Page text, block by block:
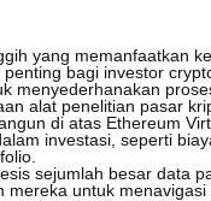
yang memanfaatkan
bagi investor
menyederhanakan
alat penelitian pasar
di atas Ethereum
investasi, seperti
sejumlah besar data
untuk